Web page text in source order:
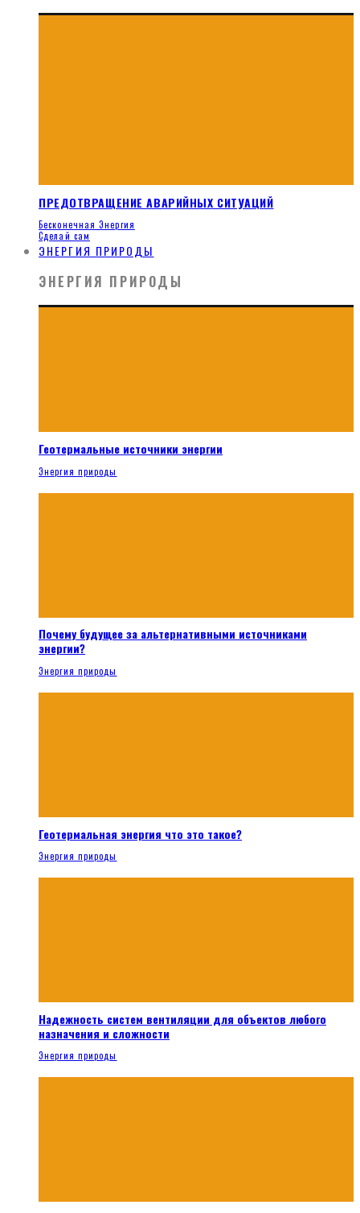
ПРЕДОТВРАЩЕНИЕ АВАРИЙНЫХ СИТУАЦИЙ
Бесконечная Энергия
Сделай сам
ЭНЕРГИЯ ПРИРОДЫ
ЭНЕРГИЯ ПРИРОДЫ
Геотермальные источники энергии
Энергия природы
Почему будущее за альтернативными источниками
энергии?
Энергия природы
Геотермальная энергия что это такое?
Энергия природы
Надежность систем вентиляции для объектов любого
назначения и сложности
Энергия природы